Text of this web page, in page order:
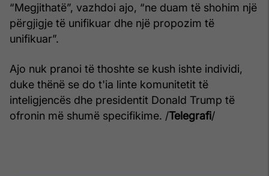
“Megjithatë”, vazhdoi ajo, “ne duam të shohim një
përgjigje të unifikuar dhe një propozim të
unifikuar”.
Ajo nuk pranoi të thoshte se kush ishte individi,
duke thënë se do t'ia linte komunitetit të
inteligjencës dhe presidentit Donald Trump të
ofronin më shumë specifikime. /Telegrafi/